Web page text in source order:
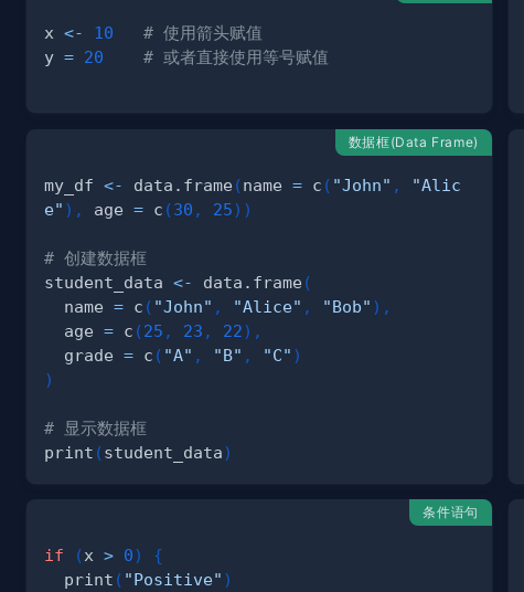
x <- 10
# 使用箭头赋值
y = 20 # 或者直接使用等号赋值
数据框(Data Frame)
my_df <- data.frame (name = c ( "John" ,
"Alic
e" ) , age = c (30 , 25) )
# 创建数据框
student_data <- data.frame (
  name
= c ( "John" , "Alice" , "Bob" ) ,
  age
= c (25 , 23 , 22) ,
  grade
= c ( "A" , "B" , "C" )
)
# 显示数据框
print (student_data)
条件语句
if (x > 0)
{
  print
( "Positive" )